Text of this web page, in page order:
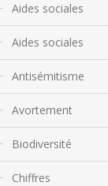
Aides sociales
Aides sociales
Antisémitisme
Avortement
Biodiversité
Chiffres